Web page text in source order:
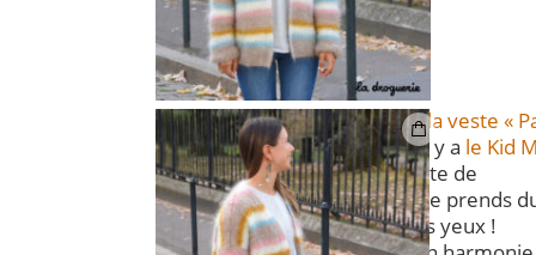
j’adapte les couleurs dela veste «
c’est super facile depuis qu’il y a le Kid
site de
La Droguerie ! Evidemment je prends
mes yeux !